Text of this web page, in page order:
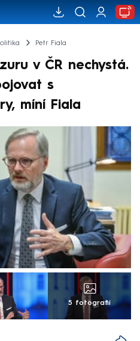
Petr Fiala
v ČR nechystá.
s
míní Fiala
5 fotografií